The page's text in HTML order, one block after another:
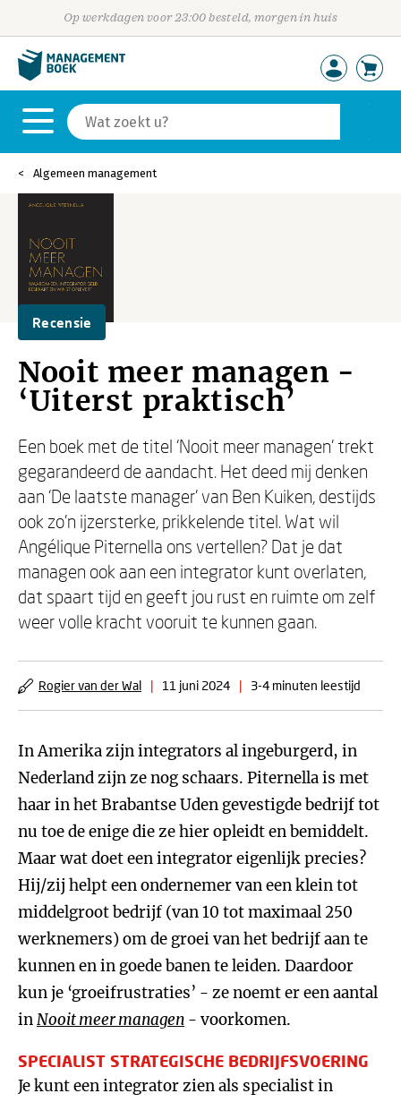
Op werkdagen voor 23:00 besteld, morgen in huis
Algemeen management
Recensie
Nooit meer managen -
‘Uiterst praktisch’
Een boek met de titel ‘Nooit meer managen’ trekt
gegarandeerd de aandacht. Het deed mij denken
aan ‘De laatste manager’ van Ben Kuiken, destijds
ook zo’n ijzersterke, prikkelende titel. Wat wil
Angélique Piternella ons vertellen? Dat je dat
managen ook aan een integrator kunt overlaten,
dat spaart tijd en geeft jou rust en ruimte om zelf
weer volle kracht vooruit te kunnen gaan.
Rogier van der Wal | 11 juni 2024 | 3-4 minuten leestijd
In Amerika zijn integrators al ingeburgerd, in
Nederland zijn ze nog schaars. Piternella is met
haar in het Brabantse Uden gevestigde bedrijf tot
nu toe de enige die ze hier opleidt en bemiddelt.
Maar wat doet een integrator eigenlijk precies?
Hij/zij helpt een ondernemer van een klein tot
middelgroot bedrijf (van 10 tot maximaal 250
werknemers) om de groei van het bedrijf aan te
kunnen en in goede banen te leiden. Daardoor
kun je ‘groeifrustraties’ - ze noemt er een aantal
inNooit meer managen - voorkomen.
SPECIALIST STRATEGISCHE BEDRIJFSVOERING
Je kunt een integrator zien als specialist in